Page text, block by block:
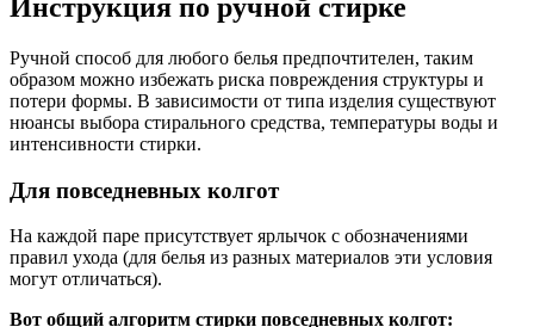
Инструкция по ручной стирке
Ручной способ для любого белья предпочтителен, таким
образом можно избежать риска повреждения структуры и
потери формы. В зависимости от типа изделия существуют
нюансы выбора стирального средства, температуры воды и
интенсивности стирки.
Для повседневных колгот
На каждой паре присутствует ярлычок с обозначениями
правил ухода (для белья из разных материалов эти условия
могут отличаться).
Вот общий алгоритм стирки повседневных колгот: